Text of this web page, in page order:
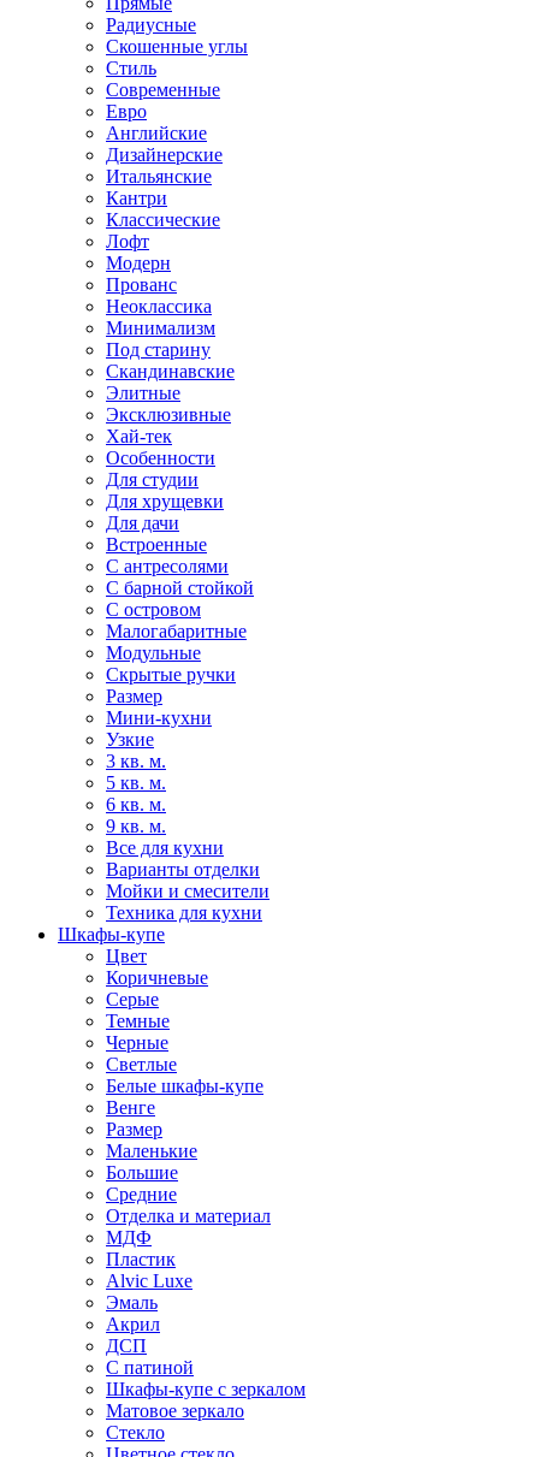
Радиусные
Скошенные углы
Стиль
Современные
Евро
Английские
Дизайнерские
Итальянские
Кантри
Классические
Лофт
Модерн
Прованс
Неоклассика
Минимализм
Под старину
Скандинавские
Элитные
Эксклюзивные
Хай-тек
Особенности
Для студии
Для хрущевки
Для дачи
Встроенные
С антресолями
С барной стойкой
С островом
Малогабаритные
Модульные
Скрытые ручки
Размер
Мини-кухни
Узкие
3 кв. м.
5 кв. м.
6 кв. м.
9 кв. м.
Все для кухни
Варианты отделки
Мойки и смесители
Техника для кухни
Шкафы-купе
Цвет
Коричневые
Серые
Темные
Черные
Светлые
Белые шкафы-купе
Венге
Размер
Маленькие
Большие
Средние
Отделка и материал
МДФ
Пластик
Alvic Luxe
Эмаль
Акрил
ДСП
С патиной
Шкафы-купе с зеркалом
Матовое зеркало
Стекло